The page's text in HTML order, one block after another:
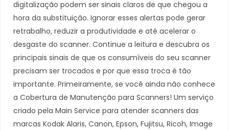
digitalização podem ser sinais claros de que chegou a
hora da substituição. Ignorar esses alertas pode gerar
retrabalho, reduzir a produtividade e até acelerar o
desgaste do scanner. Continue a leitura e descubra os
principais sinais de que os consumíveis do seu scanner
precisam ser trocados e por que essa troca é tão
importante. Primeiramente, se você ainda não conhece
a Cobertura de Manutenção para Scanners! Um serviço
criado pela Main Service para atender scanners das
marcas Kodak Alaris, Canon, Epson, Fujitsu, Ricoh, Image